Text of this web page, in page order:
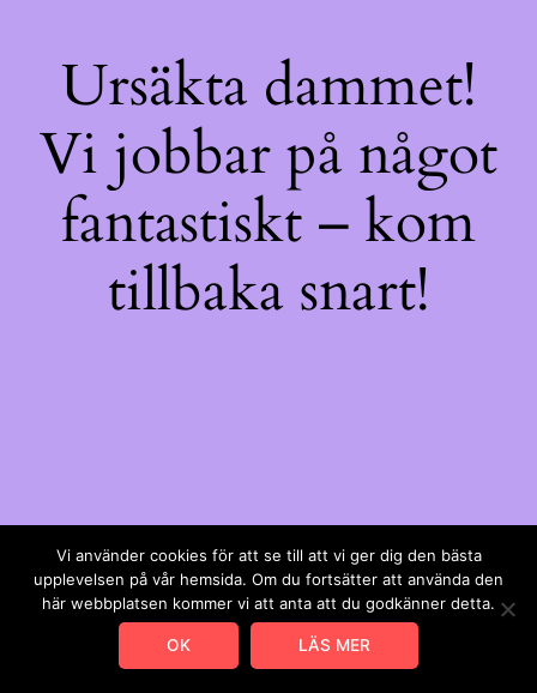
Ursäkta dammet!
Vi jobbar på något
fantastiskt – kom
tillbaka snart!
Vi använder cookies för att se till att vi ger dig den bästa
upplevelsen på vår hemsida. Om du fortsätter att använda den
här webbplatsen kommer vi att anta att du godkänner detta.
OK LÄS MER